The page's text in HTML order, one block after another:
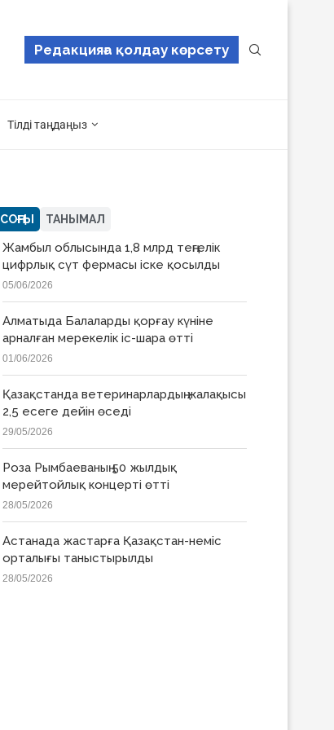
Редакцияға қолдау көрсету
Тілді таңдаңыз
СОҢҒЫ ТАНЫМАЛ
Жамбыл облысында 1,8 млрд теңгелік
цифрлық сүт фермасы іске қосылды
05/06/2026
Алматыда Балаларды қорғау күніне
арналған мерекелік іс-шара өтті
01/06/2026
Қазақстанда ветеринарлардың жалақысы
2,5 есеге дейін өседі
29/05/2026
Роза Рымбаеваның 50 жылдық
мерейтойлық концерті өтті
28/05/2026
Астанада жастарға Қазақстан-неміс
орталығы таныстырылды
28/05/2026